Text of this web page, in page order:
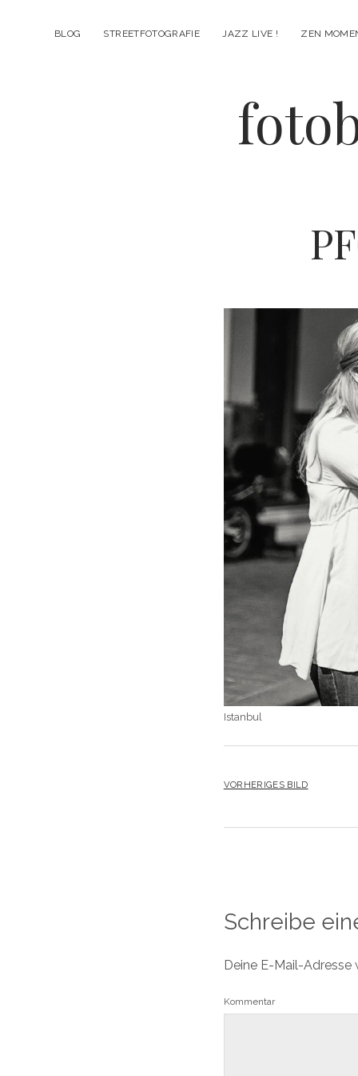
BLOG STREETFOTOGRAFIE JAZZ LIVE ! ZEN
Istanbul
VORHERIGES BILD
Schreibe
Deine E-Mail-
Kommentar